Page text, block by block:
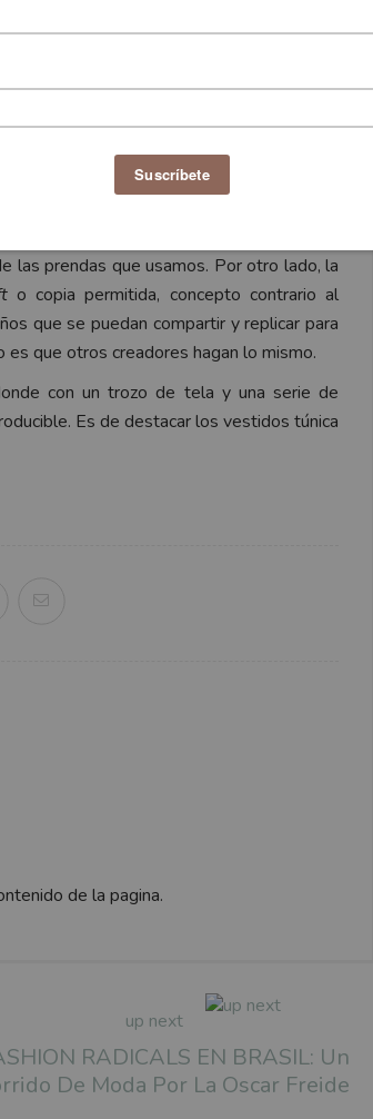
de la industria textil ocurrida en ese
las prendas que usamos. Por otro lado, la
o copia permitida, concepto contrario al
que se puedan compartir y replicar para
que otros creadores hagan lo mismo.
con un trozo de tela y una serie de
Es de destacar los vestidos túnica
de la pagina.
up next
RADICALS EN BRASIL: Un
De Moda Por La Oscar Freide